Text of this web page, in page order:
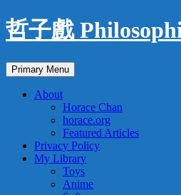
Skip
to
哲子戲
Search
Primary Menu
About
Horace Chan
horace.org
Featured Articles
Privacy Policy
My Library
Toys
Anime